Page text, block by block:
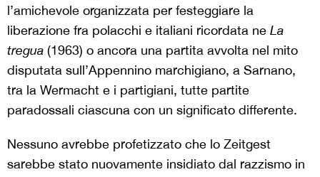
l’amichevole organizzata per festeggiare la
liberazione fra polacchi e italiani ricordata ne La
tregua (1963) o ancora una partita avvolta nel mito
disputata sull’Appennino marchigiano, a Sarnano,
tra la Wermacht e i partigiani, tutte partite
paradossali ciascuna con un significato differente.
Nessuno avrebbe profetizzato che lo Zeitgest
sarebbe stato nuovamente insidiato dal razzismo in